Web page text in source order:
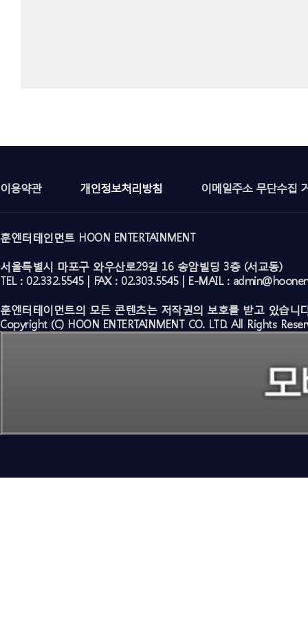
이용약관 개인정보처리방침 이메일주소 무단수집
훈엔터테인먼트 HOON ENTERTAINMENT
서울특별시 마포구 와우산로29길 16 송암빌딩 3층 (서교동)
TEL : 02.332.5545 | FAX : 02.303.5545 | E-MAIL :
훈엔터테이먼트의 모든 콘텐츠는 저작권의 보호를 받고 있습니
Copyright (C) HOON ENTERTAINMENT CO. LTD. All Rights